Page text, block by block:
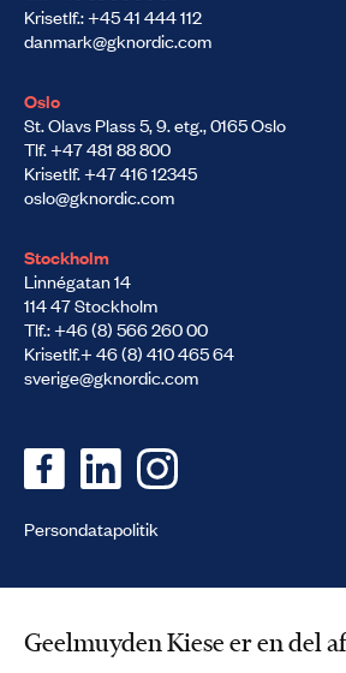
Krisetlf.: +45 41 444 112
danmark@gknordic.com
Oslo
St. Olavs Plass 5, 9. etg., 0165 Oslo
Tlf. +47 481 88 800
Krisetlf. +47 416 12345
oslo@gknordic.com
Stockholm
Linnégatan 14
114 47 Stockholm
Tlf.: +46 (8) 566 260 00
Krisetlf.+ 46 (8) 410 465 64
sverige@gknordic.com
Persondatapolitik
Geelmuyden Kiese er en del